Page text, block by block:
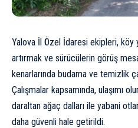
Yalova İl Özel İdaresi ekipleri, köy
artırmak ve sürücülerin görüş
kenarlarında budama ve temizlik
Çalışmalar kapsamında, ulaşımı
daraltan ağaç dalları ile yabani
daha güvenli hale getirildi.